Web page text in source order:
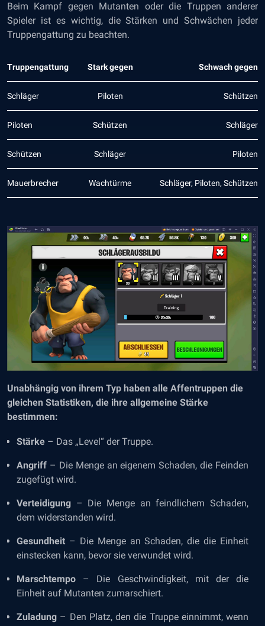
Beim Kampf gegen Mutanten oder die Truppen anderer
Spieler ist es wichtig, die Stärken und Schwächen jeder
Truppengattung zu beachten.
Truppengattung Stark gegen Schwach gegen
Schläger Piloten Schützen
Piloten Schützen Schläger
Schützen Schläger Piloten
Mauerbrecher Wachtürme Schläger, Piloten, Schützen
Unabhängig von ihrem Typ haben alle Affentruppen die
gleichen Statistiken, die ihre allgemeine Stärke
bestimmen:
Stärke – Das „Level“ der Truppe.
Angriff – Die Menge an eigenem Schaden, die Feinden
zugefügt wird.
Verteidigung – Die Menge an feindlichem Schaden,
dem widerstanden wird.
Gesundheit – Die Menge an Schaden, die die Einheit
einstecken kann, bevor sie verwundet wird.
Marschtempo – Die Geschwindigkeit, mit der die
Einheit auf Mutanten zumarschiert.
Zuladung – Den Platz, den die Truppe einnimmt, wenn